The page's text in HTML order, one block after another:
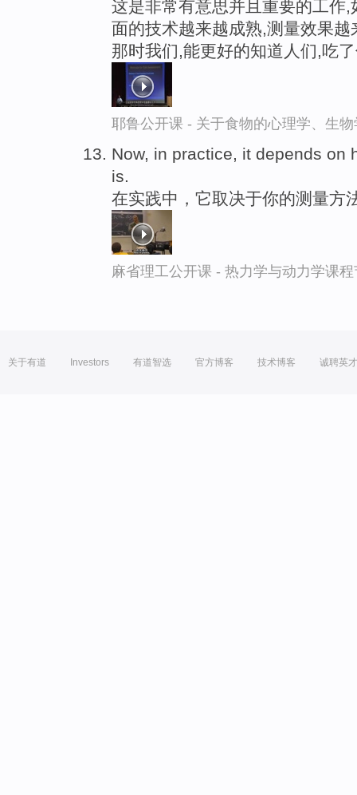
这是非常有意思并且重要的工作
面的技术越来越成熟,测量效果
那时我们,能更好的知道人们,吃
耶鲁公开课 - 关于食物的心理学、生
Now, in practice, it depends on
is.
在实践中，它取决于你的测量方
麻省理工公开课 - 热力学与动力学课
关于有道 Investors 有道智选 官方博客 技术博客 诚聘英才